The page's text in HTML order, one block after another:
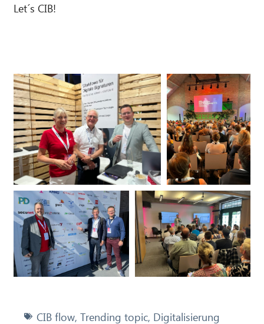
Let´s CIB!
CIB flow, Trending topic, Digitalisierung